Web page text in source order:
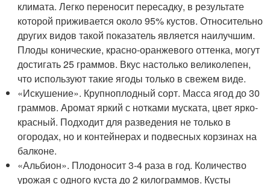
климата. Легко переносит пересадку, в результате
которой приживается около 95% кустов. Относительно
других видов такой показатель является наилучшим.
Плоды конические, красно-оранжевого оттенка, могут
достигать 25 граммов. Вкус настолько великолепен,
что используют такие ягоды только в свежем виде.
«Искушение». Крупноплодный сорт. Масса ягод до 30
граммов. Аромат яркий с нотками муската, цвет ярко-
красный. Подходит для разведения не только в
огородах, но и контейнерах и подвесных корзинах на
балконе.
«Альбион». Плодоносит 3-4 раза в год. Количество
урожая с одного куста до 2 килограммов. Кусты